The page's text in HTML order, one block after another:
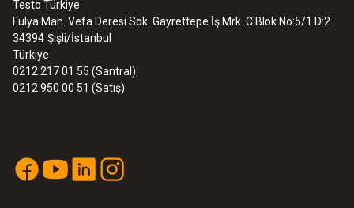
Testo Türkiye
Fulya Mah. Vefa Deresi Sok. Gayrettepe İş Mrk. C Blok No:5/1 D:2
34394 Şişli/İstanbul
Türkiye
0212 217 01 55 (Santral)
0212 950 00 51 (Satış)